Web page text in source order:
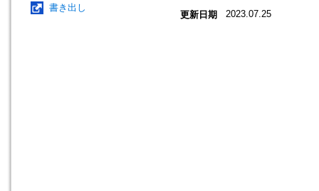
書き出し
更新日期 2023.07.25